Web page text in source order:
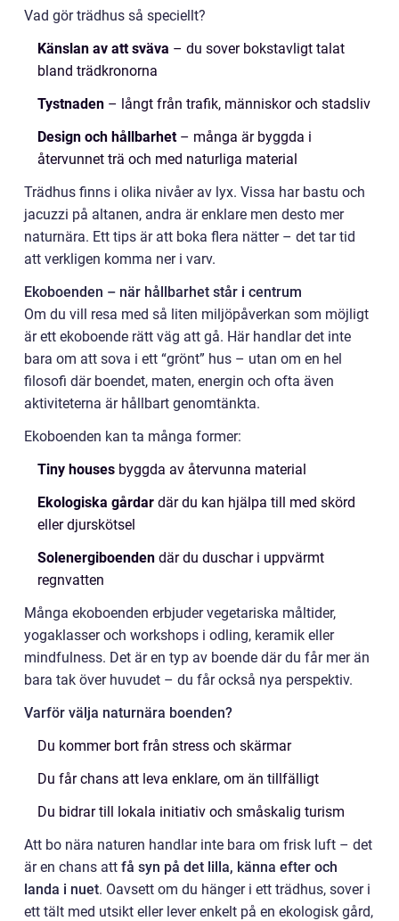
Vad gör trädhus så speciellt?
Känslan av att sväva – du sover bokstavligt talat
bland trädkronorna
Tystnaden – långt från trafik, människor och stadsliv
Design och hållbarhet– många är byggda i
återvunnet trä och med naturliga material
Trädhus finns i olika nivåer av lyx. Vissa har bastu och
jacuzzi på altanen, andra är enklare men desto mer
naturnära. Ett tips är att boka flera nätter – det tar tid
att verkligen komma ner i varv.
Ekoboenden – när hållbarhet står i centrum
Om du vill resa med så liten miljöpåverkan som möjligt
är ett ekoboende rätt väg att gå. Här handlar det inte
bara om att sova i ett “grönt” hus – utan om en hel
filosofi där boendet, maten, energin och ofta även
aktiviteterna är hållbart genomtänkta.
Ekoboenden kan ta många former:
Tiny houses byggda av återvunna material
Ekologiska gårdar där du kan hjälpa till med skörd
eller djurskötsel
Solenergiboenden där du duschar i uppvärmt
regnvatten
Många ekoboenden erbjuder vegetariska måltider,
yogaklasser och workshops i odling, keramik eller
mindfulness. Det är en typ av boende där du får mer än
bara tak över huvudet – du får också nya perspektiv.
Varför välja naturnära boenden?
Du kommer bort från stress och skärmar
Du får chans att leva enklare, om än tillfälligt
Du bidrar till lokala initiativ och småskalig turism
Att bo nära naturen handlar inte bara om frisk luft – det
är en chans att få syn på det lilla, känna efter och
landa i nuet. Oavsett om du hänger i ett trädhus, sover i
ett tält med utsikt eller lever enkelt på en ekologisk gård,